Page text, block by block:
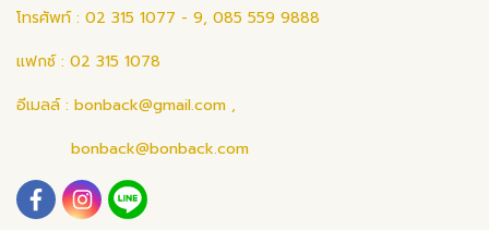
โทรศัพท์ : 02 315 1077 - 9, 085 559 9888
แฟกซ์ : 02 315 1078
อีเมลล์ : bonback@gmail.com ,
bonback@bonback.com